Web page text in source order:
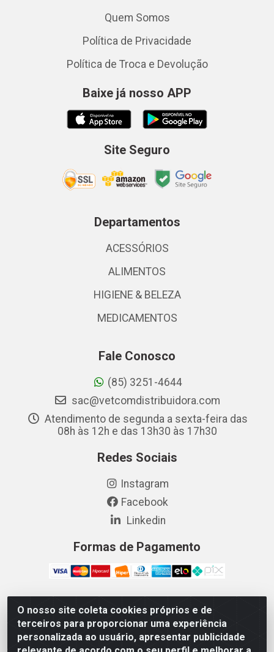
O nosso site coleta cookies próprios e de
terceiros para proporcionar uma experiência
personalizada ao usuário, apresentar publicidade
Quem Somos
Política de Privacidade
Política de Troca e Devolução
Baixe já nosso APP
Site Seguro
Departamentos
ACESSÓRIOS
ALIMENTOS
HIGIENE & BELEZA
MEDICAMENTOS
Fale Conosco
(85) 3251-4644
sac@vetcomdistribuidora.com
Atendimento de segunda a sexta-feira das
08h às 12h e das 13h30 às 17h30
Redes Sociais
Instagram
Facebook
Linkedin
Formas de Pagamento
Vetcom Distribuidora de Rações LTDA - Rua Maximiano
Barreto, 1040 - Barroso, Fortaleza/CE - CEP 60.863-260
- CNPJ 26.133.872/0001-11